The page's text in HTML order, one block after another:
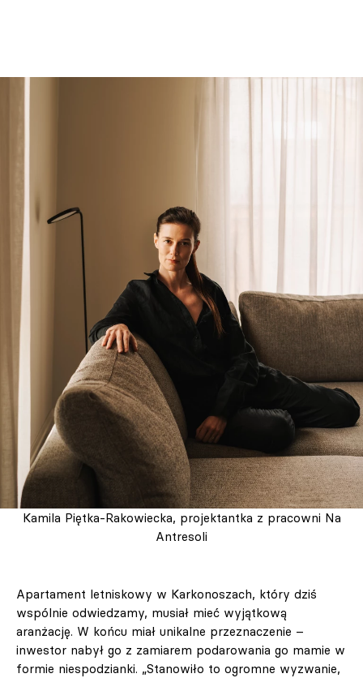
Kamila Piętka-Rakowiecka, projektantka z pracowni Na
Antresoli
Apartament letniskowy w Karkonoszach, który dziś
wspólnie odwiedzamy, musiał mieć wyjątkową
aranżację. W końcu miał unikalne przeznaczenie –
inwestor nabył go z zamiarem podarowania go mamie w
formie niespodzianki. „Stanowiło to ogromne wyzwanie,